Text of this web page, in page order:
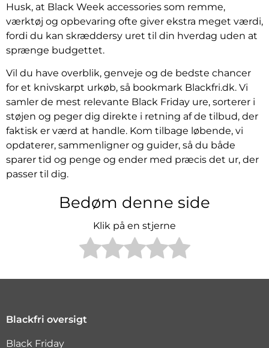
Husk, at Black Week accessories som remme,
værktøj og opbevaring ofte giver ekstra meget værdi,
fordi du kan skræddersy uret til din hverdag uden at
sprænge budgettet.
Vil du have overblik, genveje og de bedste chancer
for et knivskarpt urkøb, så bookmark Blackfri.dk. Vi
samler de mest relevante Black Friday ure, sorterer i
støjen og peger dig direkte i retning af de tilbud, der
faktisk er værd at handle. Kom tilbage løbende, vi
opdaterer, sammenligner og guider, så du både
sparer tid og penge og ender med præcis det ur, der
passer til dig.
Bedøm denne side
Klik på en stjerne
Blackfri oversigt
Black Friday